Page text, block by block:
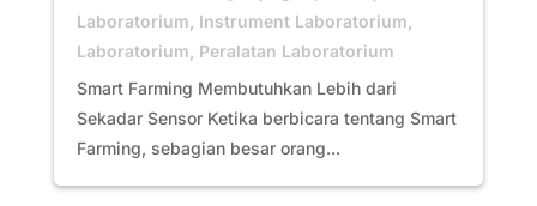
Laboratorium Instrument Laboratorium
Laboratorium Peralatan Laboratorium
Smart Farming Membutuhkan Lebih dari
Sekadar Sensor Ketika berbicara tentang Smart
Farming, sebagian besar orang...